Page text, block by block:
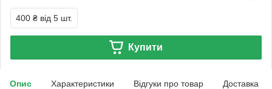
400 ₴ від 5 шт.
Купити
Опис Характеристики Відгуки про товар Доставка